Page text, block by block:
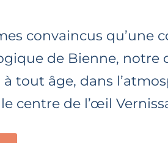
convaincus qu’une
de Bienne, notre
à tout âge, dans
centre de l’œil